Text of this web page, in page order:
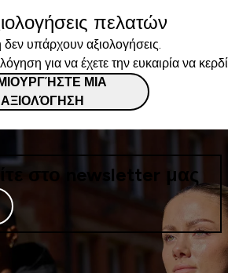
πελατών
δεν υπάρχουν αξιολογήσεις.
για να έχετε την ευκαιρία να
ΜΙΑ
ΑΞΙΟΛΌΓΗΣΗ
στο newsletter μας